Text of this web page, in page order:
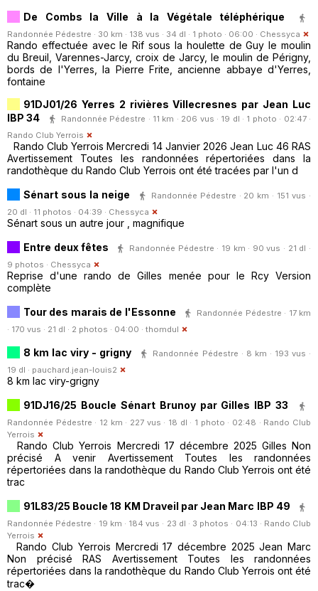
De Combs la Ville à la Végétale téléphérique
Randonnée Pédestre · 30 km · 138 vus · 34 dl · 1 photo · 06:00 · Chessyca
Rando effectuée avec le Rif sous la houlette de Guy le moulin
du Breuil, Varennes-Jarcy, croix de Jarcy, le moulin de Périgny,
bords de l'Yerres, la Pierre Frite, ancienne abbaye d'Yerres,
fontaine
91DJ01/26 Yerres 2 rivières Villecresnes par Jean Luc
IBP 34
Randonnée Pédestre · 11 km · 206 vus · 19 dl · 1 photo · 02:47 ·
Rando Club Yerrois
Rando Club Yerrois Mercredi 14 Janvier 2026 Jean Luc 46 RAS
Avertissement Toutes les randonnées répertoriées dans la
randothèque du Rando Club Yerrois ont été tracées par l'un d
Sénart sous la neige
Randonnée Pédestre · 20 km · 151 vus ·
20 dl · 11 photos · 04:39 · Chessyca
Sénart sous un autre jour , magnifique
Entre deux fêtes
Randonnée Pédestre · 19 km · 90 vus · 21 dl ·
9 photos · Chessyca
Reprise d'une rando de Gilles menée pour le Rcy Version
complète
Tour des marais de l'Essonne
Randonnée Pédestre · 17 km
· 170 vus · 21 dl · 2 photos · 04:00 · thomdul
8 km lac viry - grigny
Randonnée Pédestre · 8 km · 193 vus ·
19 dl · pauchard.jean-louis2
8 km lac viry-grigny
91DJ16/25 Boucle Sénart Brunoy par Gilles IBP 33
Randonnée Pédestre · 12 km · 227 vus · 18 dl · 1 photo · 02:48 · Rando Club
Yerrois
Rando Club Yerrois Mercredi 17 décembre 2025 Gilles Non
précisé A venir Avertissement Toutes les randonnées
répertoriées dans la randothèque du Rando Club Yerrois ont été
trac
91L83/25 Boucle 18 KM Draveil par Jean Marc IBP 49
Randonnée Pédestre · 19 km · 184 vus · 23 dl · 3 photos · 04:13 · Rando Club
Yerrois
Rando Club Yerrois Mercredi 17 décembre 2025 Jean Marc
Non précisé RAS Avertissement Toutes les randonnées
répertoriées dans la randothèque du Rando Club Yerrois ont été
trac�